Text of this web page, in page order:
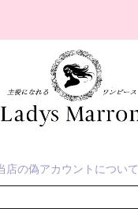
店の偽アカウントについて